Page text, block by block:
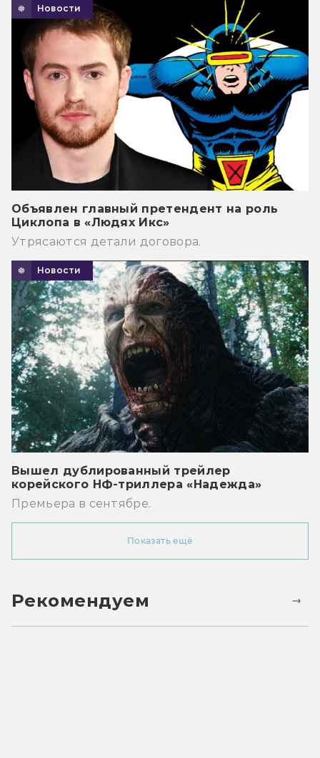
Новости
Объявлен главный претендент на роль
Циклопа в «Людях Икс»
Утрясаются детали договора.
Новости
Вышел дублированный трейлер
корейского НФ-триллера «Надежда»
Премьера в сентябре.
Показать ещё
Рекомендуем